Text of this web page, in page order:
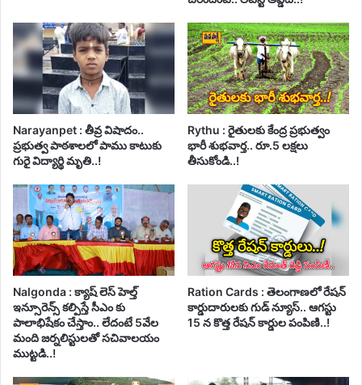
Narayanpet : తీవ్ర విషాదం..
ప్రభుత్వ పాఠశాలలో పాము కాటుకు
గురై విద్యార్థి మృతి..!
Rythu : రైతులకు కేంద్ర ప్రభుత్వం
భారీ శుభవార్త.. రూ.5 లక్షలు
తీసుకోండి..!
Nalgonda : క్యాష్ లెస్ హెల్త్
ఇన్సూరెన్స్ కల్పిస్తే సీఎం కు
పాలాభిషేకం చేస్తాం.. లేదంటే 5వేల
మంది జర్నలిస్టులతో సచివాలయం
ముట్టడి..!
Ration Cards : తెలంగాణలో రేషన్
కార్డుదారులకు గుడ్ న్యూస్.. ఆగస్టు
15 న కొత్త రేషన్ కార్డుల పంపిణి..!